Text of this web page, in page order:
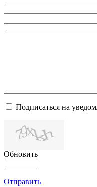
Подписаться на
Обновить
Отправить